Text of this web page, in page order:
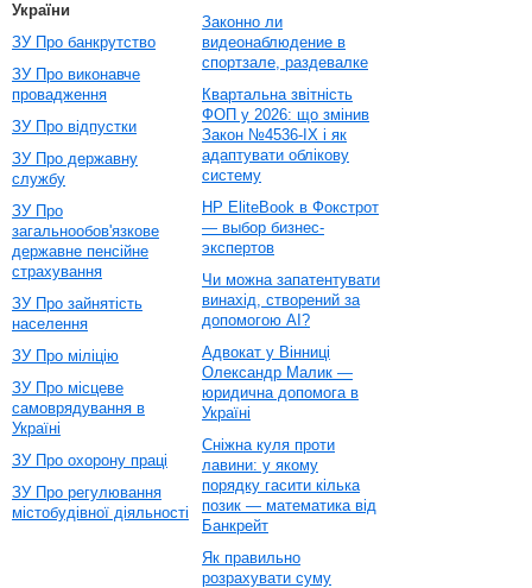
України
ЗУ Про банкрутство
ЗУ Про виконавче
провадження
ЗУ Про відпустки
ЗУ Про державну
службу
ЗУ Про
загальнообов'язкове
державне пенсійне
страхування
ЗУ Про зайнятість
населення
ЗУ Про міліцію
ЗУ Про місцеве
самоврядування в
Україні
ЗУ Про охорону праці
ЗУ Про регулювання
містобудівної діяльності
Законно ли
видеонаблюдение в
спортзале, раздевалке
Квартальна звітність
ФОП у 2026: що змінив
Закон №4536-IX і як
адаптувати облікову
систему
HP EliteBook в Фокстрот
— выбор бизнес-
экспертов
Чи можна запатентувати
винахід, створений за
допомогою AI?
Адвокат у Вінниці
Олександр Малик —
юридична допомога в
Україні
Сніжна куля проти
лавини: у якому
порядку гасити кілька
позик — математика від
Банкрейт
Як правильно
розрахувати суму